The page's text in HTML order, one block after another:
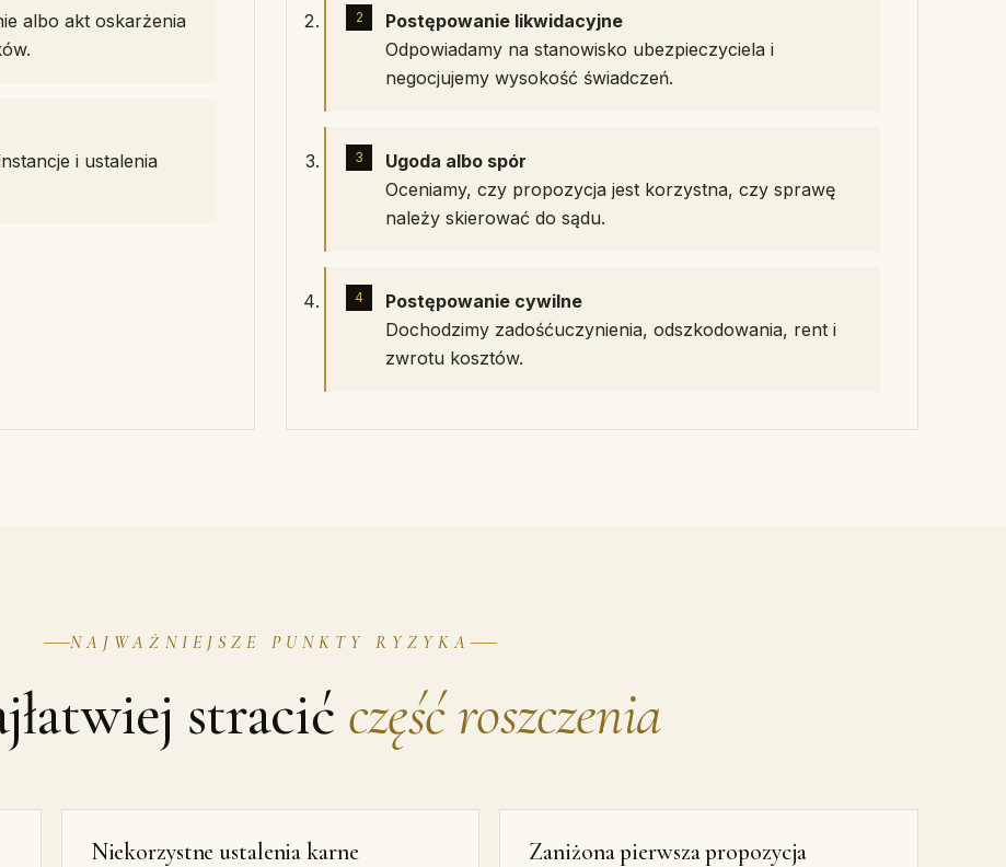
albo akt oskarżenia
i ustalenia
Postępowanie likwidacyjne
Odpowiadamy na stanowisko ubezpieczyciela i
negocjujemy wysokość świadczeń.
Ugoda albo spór
Oceniamy, czy propozycja jest korzystna, czy sprawę
należy skierować do sądu.
Postępowanie cywilne
Dochodzimy zadośćuczynienia, odszkodowania, rent i
zwrotu kosztów.
NAJWAŻNIEJSZE PUNKTY RYZYKA
stracić część roszczenia
Niekorzystne ustalenia karne Zaniżona pierwsza propozycja